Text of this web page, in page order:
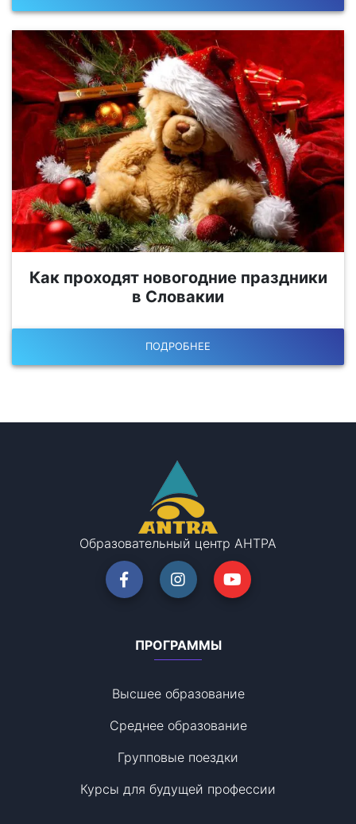
Как проходят новогодние праздники
в Словакии
ПОДРОБНЕЕ
Образовательный центр АНТРА
ПРОГРАММЫ
Высшее образование
Среднее образование
Групповые поездки
Курсы для будущей профессии